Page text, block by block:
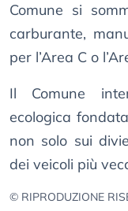
Comune si
carburante,
per l’Area C o
Il Comune
ecologica
non solo sui
dei veicoli più
© RIPRODUZIONE